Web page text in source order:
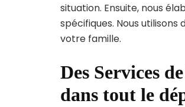
situation. Ensuite, nous
spécifiques. Nous
votre famille.
Des Services
dans tout le